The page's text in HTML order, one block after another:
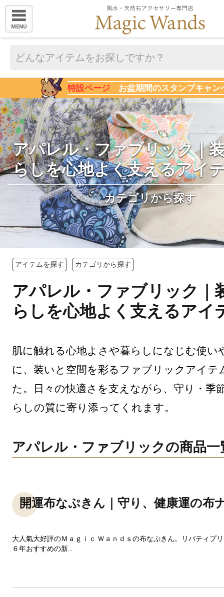
MENU
特設ページ お盆期間のスタンプキャン
アパレル・ファブリック｜
らしを心地よく支えるアイ
カテゴリから探す
アイテムを探す カテゴリから探す
アパレル・ファブリック｜
らしを心地よく支えるアイ
肌に触れる心地よさや暮らしになじむ使い
に、装いと空間を彩るファブリックアイテ
た。日々の快適さを支えながら、守り・季
らしの質に寄り添ってくれます。
アパレル・ファブリックの商品一
開運布なぷきん｜守り、健康運の布
大人氣大好評のＭａｇｉｃ Ｗａｎｄｓの布なぷきん。リバティプ
６年おすすめの新...